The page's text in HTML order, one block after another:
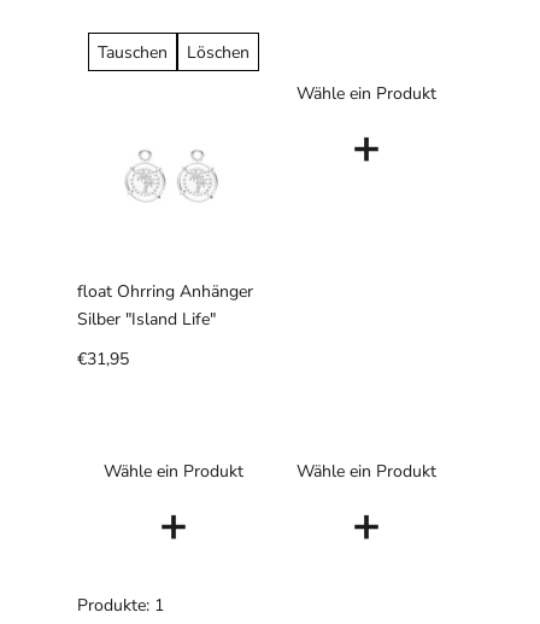
Tauschen Löschen
float Ohrring Anhänger
Silber "Island Life"
€31,95
Wähle ein Produkt
+
Wähle ein Produkt
+
Wähle ein Produkt
+
Produkte: 1